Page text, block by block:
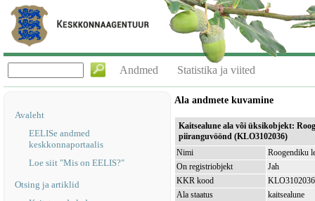
Andmed Statistika ja viited
Avaleht
EELISe andmed
keskkonnaportaalis
Loe siit "Mis on EELIS?"
Otsing ja artiklid
Ala andmete kuvamine
Kaitsealune ala või üksikobjekt:
piiranguvöönd (KLO3102036)
Nimi
Roogendiku
On registriobjekt
Jah
KKR kood
KLO3102036
Ala staatus
kaitsealune